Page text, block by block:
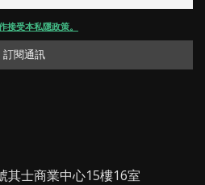
接受本私隱政策。
其士商業中心15樓16室